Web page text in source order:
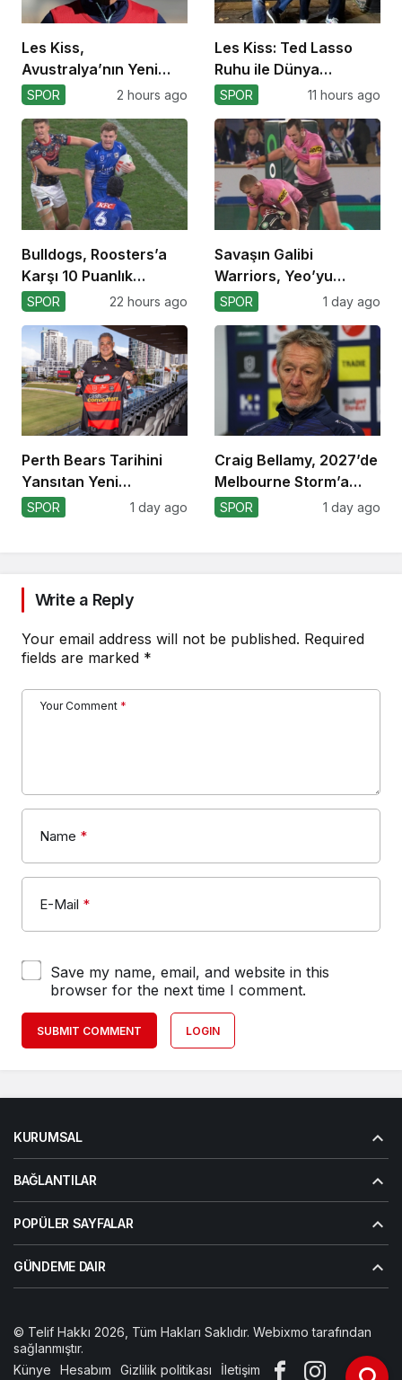
Les Kiss,
Avustralya’nın Yeni
Koçu Olarak Debüt
SPOR 2 hours ago
Les Kiss: Ted Lasso
Ruhu ile Dünya
Kupası’na
SPOR 11 hours ago
Bulldogs, Roosters’a
Karşı 10 Puanlık
Avantajı Yitirdi
SPOR 22 hours ago
Savaşın Galibi
Warriors, Yeo’yu
Kaybetti!
SPOR 1 day ago
Perth Bears Tarihini
Yansıtan Yeni
Formasını Tanıttı
SPOR 1 day ago
Craig Bellamy, 2027’de
Melbourne Storm’a
Dönüyor!
SPOR 1 day ago
Write a Reply
Your email address will not be published. Required
fields are marked *
Your Comment *
Name *
E-Mail *
Save my name, email, and website in this
browser for the next time I comment.
SUBMIT COMMENT LOGIN
KURUMSAL
BAĞLANTILAR
POPÜLER SAYFALAR
GÜNDEME DAIR
© Telif Hakkı 2026, Tüm Hakları Saklıdır. Webixmo tarafından
sağlanmıştır.
Künye
Hesabım Gizlilik politikası İletişim